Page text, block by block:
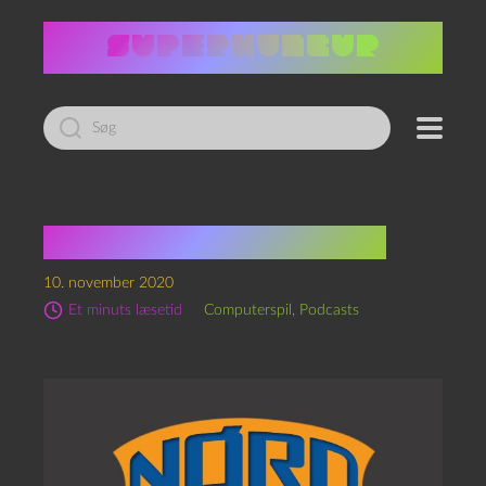
Led
efter:
10. november 2020
Et minuts læsetid
Computerspil , Podcasts